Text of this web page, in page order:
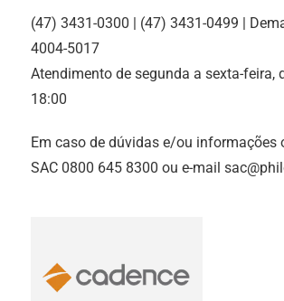
(47) 3431-0300 | (47) 3431-0499 |
4004-5017
Atendimento de segunda a sexta-feira,
18:00
Em caso de dúvidas e/ou informações
SAC 0800 645 8300 ou e-mail